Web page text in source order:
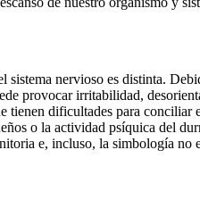
nervioso es distinta.
provocar irritabilidad,
tienen dificultades para conciliar
o la actividad psíquica del
e, incluso, la simbología no